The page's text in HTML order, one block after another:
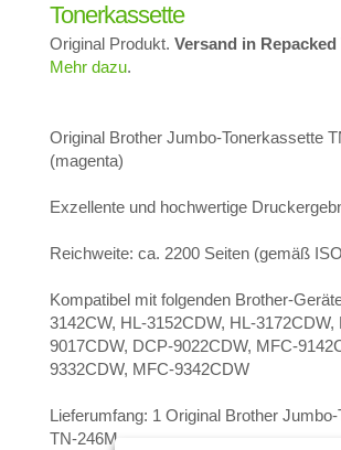
Tonerkassette
Original Produkt. Versand in
Mehr dazu.
Original Brother Jumbo-Tonerkassette
(magenta)
Exzellente und hochwertige
Reichweite: ca. 2200 Seiten (gemäß
Kompatibel mit folgenden Brother-
3142CW, HL-3152CDW, HL-3172CDW,
9017CDW, DCP-9022CDW, MFC-
9332CDW, MFC-9342CDW
Lieferumfang: 1 Original Brother
TN-246M